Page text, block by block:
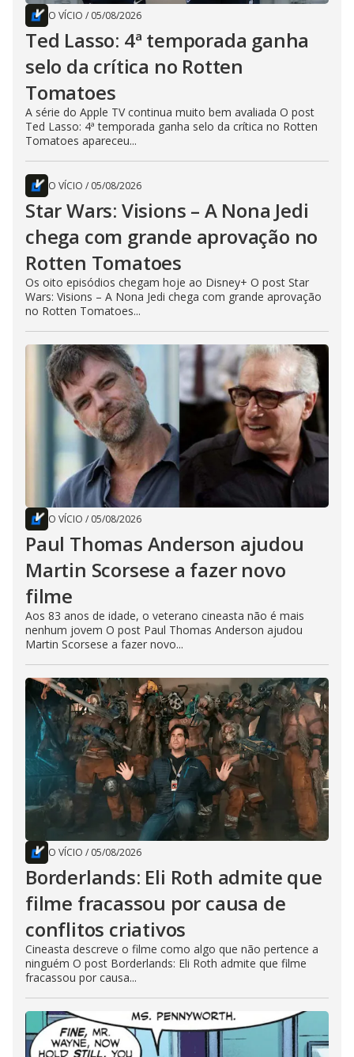
O VÍCIO / 05/08/2026
Ted Lasso: 4ª temporada ganha
selo da crítica no Rotten
Tomatoes
A série do Apple TV continua muito bem avaliada O post
Ted Lasso: 4ª temporada ganha selo da crítica no Rotten
Tomatoes apareceu...
O VÍCIO / 05/08/2026
Star Wars: Visions – A Nona Jedi
chega com grande aprovação no
Rotten Tomatoes
Os oito episódios chegam hoje ao Disney+ O post Star
Wars: Visions – A Nona Jedi chega com grande aprovação
no Rotten Tomatoes...
O VÍCIO / 05/08/2026
Paul Thomas Anderson ajudou
Martin Scorsese a fazer novo
filme
Aos 83 anos de idade, o veterano cineasta não é mais
nenhum jovem O post Paul Thomas Anderson ajudou
Martin Scorsese a fazer novo...
O VÍCIO / 05/08/2026
Borderlands: Eli Roth admite que
filme fracassou por causa de
conflitos criativos
Cineasta descreve o filme como algo que não pertence a
ninguém O post Borderlands: Eli Roth admite que filme
fracassou por causa...